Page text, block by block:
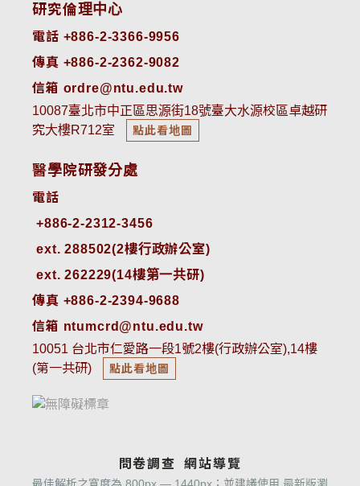
研究倫理中心
電話 +886-2-3366-9956
傳真 +886-2-2362-9082
信箱 ordre@ntu.edu.tw
10087臺北市中正區思源街18號臺大水源校區卓越研
究大樓R712室
點此看地圖
醫學院研發分處
電話
ext. 288502(2樓行政辦公室)
ext. 262229(14樓第一共研)
傳真 +886-2-2394-9688
信箱 ntumcrd@ntu.edu.tw
10051 台北市仁愛路一段1號2樓(行政辦公室),14樓
(第一共研)
點此看地圖
問卷調查 網站導覽
最佳解析之寬度為 800px — 1440px；並建議使用 最新版瀏